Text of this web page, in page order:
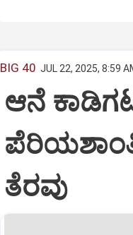
BIG 40 JUL 22, 2025, 8:59
ಆನೆ
ತೆರವು